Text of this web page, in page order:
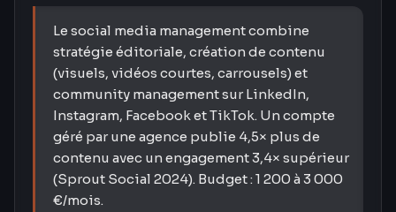
Le social media management combine
stratégie éditoriale, création de contenu
(visuels, vidéos courtes, carrousels) et
community management sur LinkedIn,
Instagram, Facebook et TikTok. Un compte
géré par une agence publie 4,5× plus de
contenu avec un engagement 3,4× supérieur
(Sprout Social 2024). Budget : 1 200 à 3 000
€/mois.